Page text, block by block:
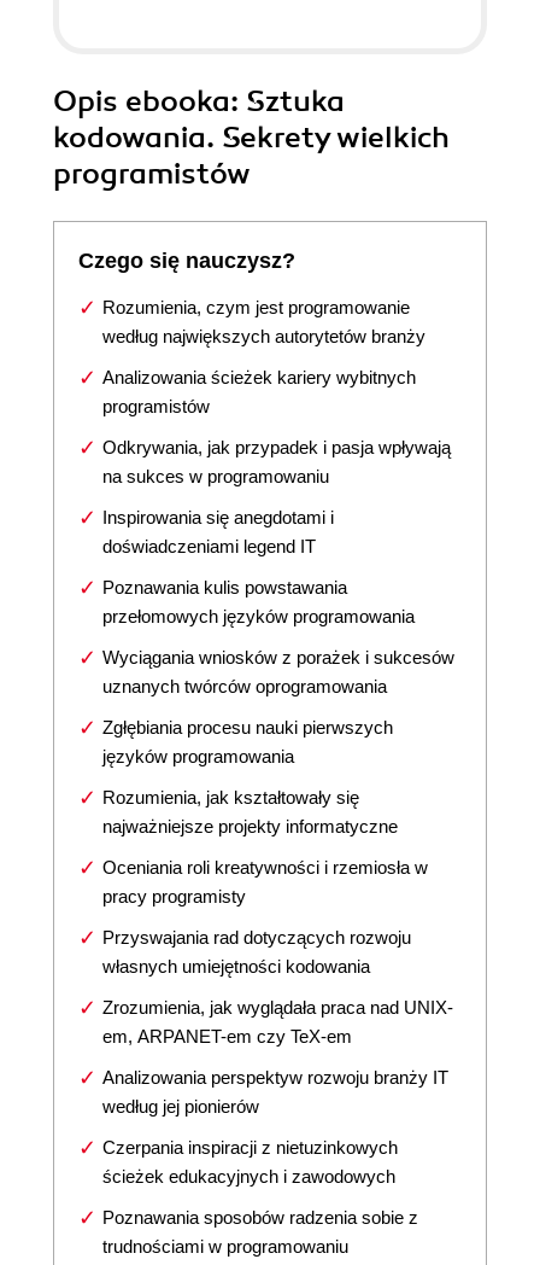
Opis ebooka: Sztuka
kodowania. Sekrety wielkich
programistów
Czego się nauczysz?
Rozumienia, czym jest programowanie
według największych autorytetów branży
Analizowania ścieżek kariery wybitnych
programistów
Odkrywania, jak przypadek i pasja wpływają
na sukces w programowaniu
Inspirowania się anegdotami i
doświadczeniami legend IT
Poznawania kulis powstawania
przełomowych języków programowania
Wyciągania wniosków z porażek i sukcesów
uznanych twórców oprogramowania
Zgłębiania procesu nauki pierwszych
języków programowania
Rozumienia, jak kształtowały się
najważniejsze projekty informatyczne
Oceniania roli kreatywności i rzemiosła w
pracy programisty
Przyswajania rad dotyczących rozwoju
własnych umiejętności kodowania
Zrozumienia, jak wyglądała praca nad UNIX-
em, ARPANET-em czy TeX-em
Analizowania perspektyw rozwoju branży IT
według jej pionierów
Czerpania inspiracji z nietuzinkowych
ścieżek edukacyjnych i zawodowych
Poznawania sposobów radzenia sobie z
trudnościami w programowaniu